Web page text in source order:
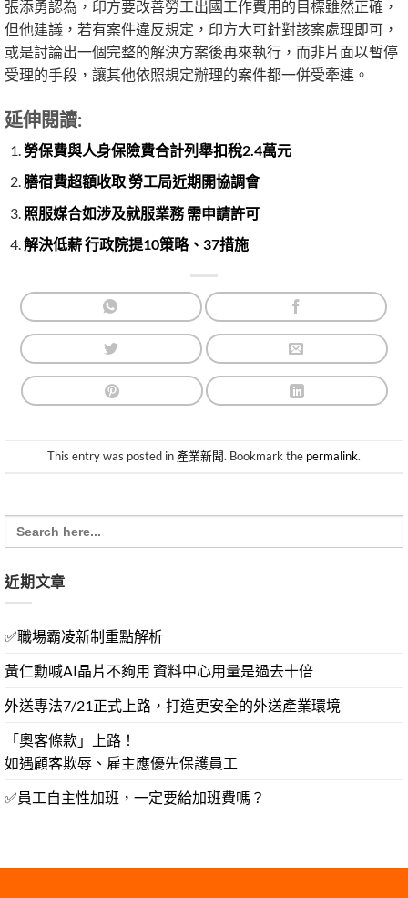
張添勇認為，印方要改善勞工出國工作費用的目標雖然正確，
但他建議，若有案件違反規定，印方大可針對該案處理即可，
或是討論出一個完整的解決方案後再來執行，而非片面以暫停
受理的手段，讓其他依照規定辦理的案件都一併受牽連。
延伸閱讀:
勞保費與人身保險費合計列舉扣稅2.4萬元
膳宿費超額收取 勞工局近期開協調會
照服媒合如涉及就服業務 需申請許可
解決低薪 行政院提10策略、37措施
This entry was posted in 產業新聞. Bookmark the permalink.
Search
for:
近期文章
✅職場霸凌新制重點解析
黃仁勳喊AI晶片不夠用 資料中心用量是過去十倍
外送專法7/21正式上路，打造更安全的外送產業環境
「奧客條款」上路！
如遇顧客欺辱、雇主應優先保護員工
✅員工自主性加班，一定要給加班費嗎？